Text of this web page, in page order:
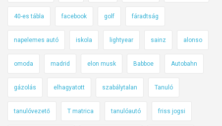
40-es tábla facebook golf fáradtság
napelemes autó iskola lightyear sainz alonso
omoda madrid elon musk Babboe Autobahn
gázolás elhagyatott szabálytalan Tanuló
tanulóvezető T matrica tanulóautó friss jogsi